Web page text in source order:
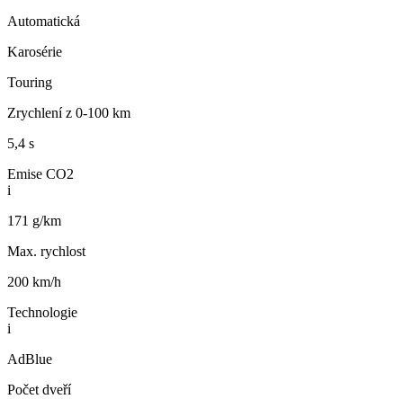
Automatická
Karosérie
Touring
Zrychlení z 0-100 km
5,4 s
Emise CO2
i
171 g/km
Max. rychlost
200 km/h
Technologie
i
AdBlue
Počet dveří